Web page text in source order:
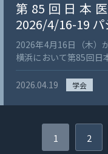
たため、別の空港への
航。最終的には経由地
なりましたが、預けて
け取れませんでした。
ツや革靴は手元になか
ャツとネクタイは現地
なっては良い思い出で
方に無事ホテルに届き
りました。」 今回の
第85回日本
2026/4/16-19
2026年4月16日（木）
横浜において第85回日
ました。本学会は、放
医学をはじめとする放
が参加しました。 佐賀
参加し、シンポジウ
は、山口 健 准教授が
行うとともに、一般演
2026.04.19 学会
1 2